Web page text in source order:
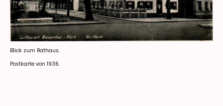
Blick zum Rathaus.
Postkarte von 1936.